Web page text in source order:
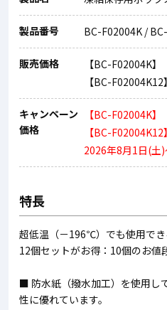
製品番号 BC-F02004K /
販売価格
【BC-F02004K
【BC-
キャンペーン
価格
【BC-F02004K
【BC-
2026年8月1日(土
特長
超低温（－196℃）でも使用で
12個セットがお得：10個のお値
■ 防水紙（撥水加工）を使用し
性に優れています。